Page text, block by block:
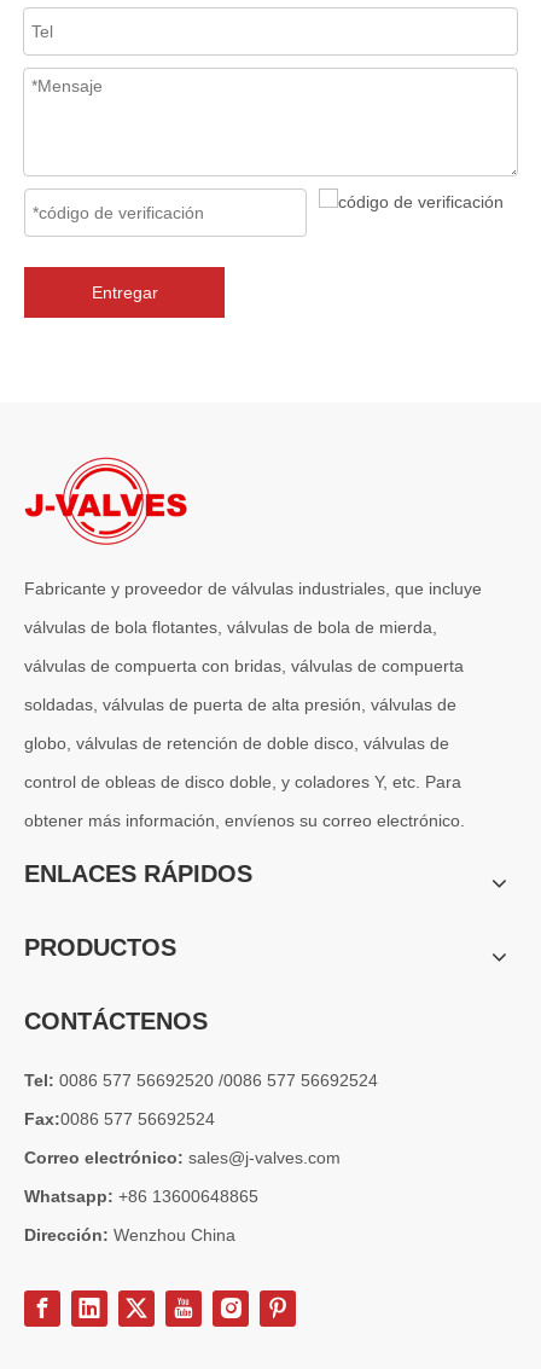
2026-07-04
En sistemas de tuberías criogénicas y de baja temperatura, los
Diseño, rendimiento y aplicaciones de válvulas de compuerta industriales en sistemas de tuberías de alta presión
Las válvulas de compuerta son una de las válvulas de
Entregar
Fabricante y proveedor de válvulas industriales, que incluye
válvulas de bola flotantes, válvulas de bola de mierda,
válvulas de compuerta con bridas, válvulas de compuerta
soldadas, válvulas de puerta de alta presión, válvulas de
globo, válvulas de retención de doble disco, válvulas de
control de obleas de disco doble, y coladores Y, etc. Para
obtener más información, envíenos su correo electrónico.
ENLACES RÁPIDOS
PRODUCTOS
CONTÁCTENOS
Tel: 0086 577 56692520 /0086 577 56692524
Fax:0086 577 56692524
Correo electrónico: sales@j-valves.com
Whatsapp: +86 13600648865
Dirección: Wenzhou China